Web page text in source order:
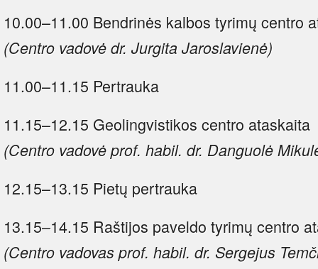
10.00–11.00 Bendrinės kalbos tyrimų centro
(Centro vadovė dr. Jurgita Jaroslavienė)
11.00–11.15 Pertrauka
11.15–12.15 Geolingvistikos centro ataskaita
(Centro vadovė prof. habil. dr. Danguolė
12.15–13.15 Pietų pertrauka
13.15–14.15 Raštijos paveldo tyrimų centro
(Centro vadovas prof. habil. dr. Sergejus